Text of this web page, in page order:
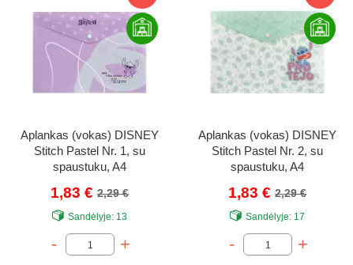
Aplankas (vokas) DISNEY
Stitch Pastel Nr. 1, su
spaustuku, A4
1,83 € 2,29 €
Sandėlyje: 13
- +
Aplankas (vokas) DISNEY
Stitch Pastel Nr. 2, su
spaustuku, A4
1,83 € 2,29 €
Sandėlyje: 17
- +